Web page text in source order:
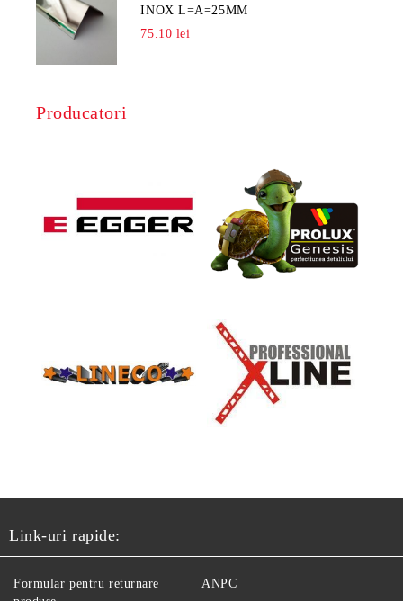
INOX L=A=25MM
75.10 lei
Producatori
Link-uri rapide:
Formular pentru returnare
ANPC